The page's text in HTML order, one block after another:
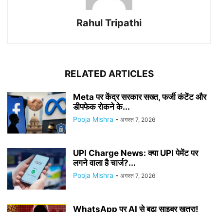
Rahul Tripathi
RELATED ARTICLES
Meta पर केंद्र सरकार सख्त, फर्जी कंटेंट और
डीपफेक रोकने के...
Pooja Mishra - अगस्त 7, 2026
UPI Charge News: क्या UPI पेमेंट पर
लगने वाला है चार्ज?...
Pooja Mishra - अगस्त 7, 2026
WhatsApp पर AI से बढ़ा साइबर खतरा!